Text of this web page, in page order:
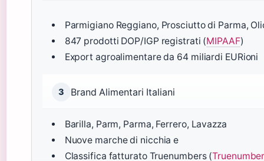
Parmigiano Reggiano, Prosciutto di Parma,
847 prodotti DOP/IGP registrati (MIPAAF)
Export agroalimentare da 64 miliardi EURioni
3 Brand Alimentari Italiani
Barilla, Parm, Parma, Ferrero, Lavazza
Nuove marche di nicchia e
Classifica fatturato Truenumbers (